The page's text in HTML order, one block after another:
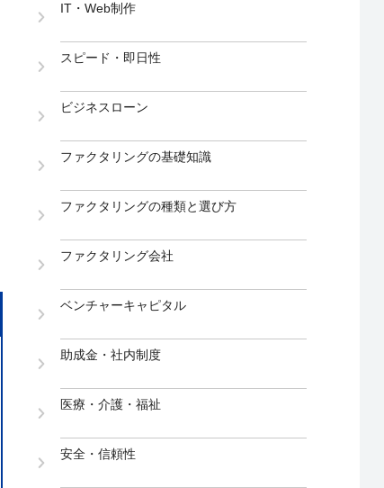
IT・Web制作
スピード・即日性
ビジネスローン
ファクタリングの基礎知識
ファクタリングの種類と選び方
ファクタリング会社
ベンチャーキャピタル
助成金・社内制度
医療・介護・福祉
安全・信頼性